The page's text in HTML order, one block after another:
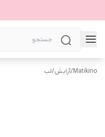
Matikino
/آرایش/لب